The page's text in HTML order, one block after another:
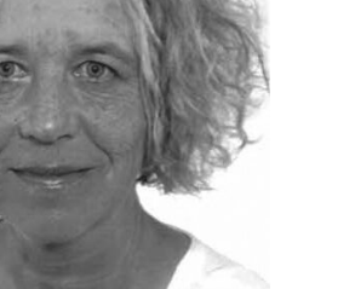
ANGEBOTE